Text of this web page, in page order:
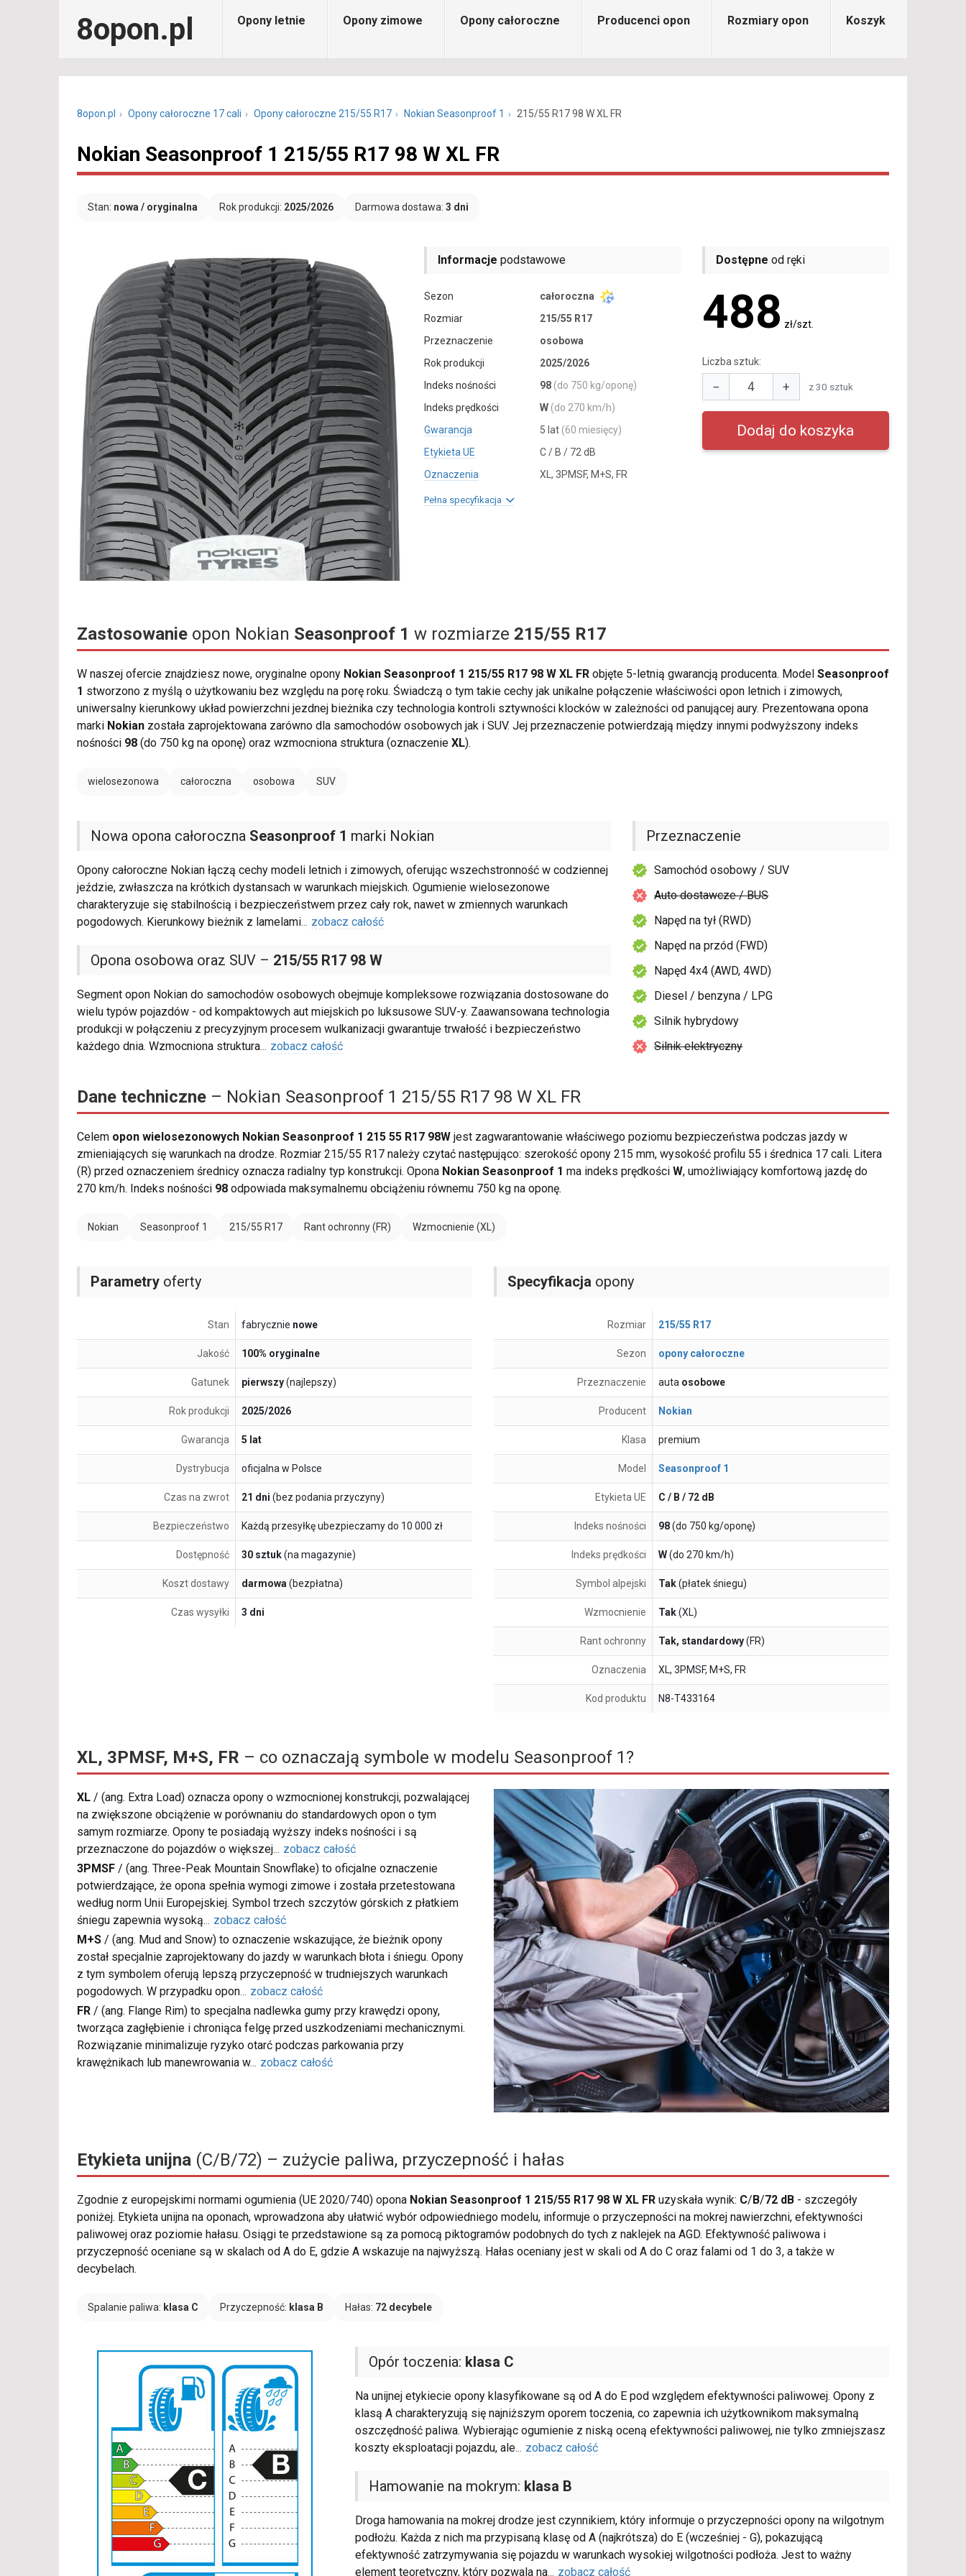
8opon.pl Opony letnie Opony zimowe Opony całoroczne Producenci opon Rozmiary opon Koszyk
8opon.pl Opony całoroczne 17 cali Opony całoroczne 215/55 R17 Nokian Seasonproof 1 215/55 R17 98 W XL FR
Nokian Seasonproof 1 215/55 R17 98 W XL FR
Stan: nowa / oryginalna Rok produkcji: 2025/2026 Darmowa dostawa: 3 dni
Informacje podstawowe
Sezon
całoroczna
Rozmiar
215/55 R17
Przeznaczenie
osobowa
Rok produkcji
2025/2026
Indeks nośności
98 (do 750 kg/oponę)
Indeks prędkości
W (do 270 km/h)
Gwarancja
5 lat (60 miesięcy)
Etykieta UE
C / B / 72 dB
Oznaczenia
XL, 3PMSF, M+S, FR
Pełna specyfikacja
Dostępne od ręki
488 zł/szt.
Liczba sztuk:
− + z 30 sztuk
Zastosowanie opon Nokian Seasonproof 1 w rozmiarze 215/55 R17
W naszej ofercie znajdziesz nowe, oryginalne opony Nokian Seasonproof 1 215/55 R17 98 W XL FR objęte 5-letnią gwarancją producenta. Model Seasonproof
1 stworzono z myślą o użytkowaniu bez względu na porę roku. Świadczą o tym takie cechy jak unikalne połączenie właściwości opon letnich i zimowych,
uniwersalny kierunkowy układ powierzchni jezdnej bieżnika czy technologia kontroli sztywności klocków w zależności od panującej aury. Prezentowana opona
marki Nokian została zaprojektowana zarówno dla samochodów osobowych jak i SUV. Jej przeznaczenie potwierdzają między innymi podwyższony indeks
nośności 98 (do 750 kg na oponę) oraz wzmocniona struktura (oznaczenie XL).
wielosezonowa całoroczna osobowa SUV
Nowa opona całoroczna Seasonproof 1 marki Nokian
Opony całoroczne Nokian łączą cechy modeli letnich i zimowych, oferując wszechstronność w codziennej
jeździe, zwłaszcza na krótkich dystansach w warunkach miejskich. Ogumienie wielosezonowe
charakteryzuje się stabilnością i bezpieczeństwem przez cały rok, nawet w zmiennych warunkach
pogodowych. Kierunkowy bieżnik z lamelami... zobacz całość
Opona osobowa oraz SUV – 215/55 R17 98 W
Segment opon Nokian do samochodów osobowych obejmuje kompleksowe rozwiązania dostosowane do
wielu typów pojazdów - od kompaktowych aut miejskich po luksusowe SUV-y. Zaawansowana technologia
produkcji w połączeniu z precyzyjnym procesem wulkanizacji gwarantuje trwałość i bezpieczeństwo
każdego dnia. Wzmocniona struktura... zobacz całość
Przeznaczenie
Samochód osobowy / SUV
Auto dostawcze / BUS
Napęd na tył (RWD)
Napęd na przód (FWD)
Napęd 4x4 (AWD, 4WD)
Diesel / benzyna / LPG
Silnik hybrydowy
Silnik elektryczny
Dane techniczne – Nokian Seasonproof 1 215/55 R17 98 W XL FR
Celem opon wielosezonowych Nokian Seasonproof 1 215 55 R17 98W jest zagwarantowanie właściwego poziomu bezpieczeństwa podczas jazdy w
zmieniających się warunkach na drodze. Rozmiar 215/55 R17 należy czytać następująco: szerokość opony 215 mm, wysokość profilu 55 i średnica 17 cali. Litera
(R) przed oznaczeniem średnicy oznacza radialny typ konstrukcji. Opona Nokian Seasonproof 1 ma indeks prędkości W, umożliwiający komfortową jazdę do
270 km/h. Indeks nośności 98 odpowiada maksymalnemu obciążeniu równemu 750 kg na oponę.
Nokian Seasonproof 1 215/55 R17 Rant ochronny (FR) Wzmocnienie (XL)
Parametry oferty
Stan fabrycznie nowe
Jakość 100% oryginalne
Gatunek pierwszy(najlepszy)
Rok produkcji 2025/2026
Gwarancja 5 lat
Dystrybucja oficjalna w Polsce
Czas na zwrot 21 dni (bez podania przyczyny)
Bezpieczeństwo Każdą przesyłkę ubezpieczamy do 10 000 zł
Dostępność 30 sztuk(na magazynie)
Koszt dostawy darmowa(bezpłatna)
Czas wysyłki 3 dni
Specyfikacja opony
Rozmiar 215/55 R17
Sezon opony całoroczne
Przeznaczenie auta osobowe
Producent Nokian
Klasa premium
Model Seasonproof 1
Etykieta UE C / B / 72 dB
Indeks nośności 98(do 750 kg/oponę)
Indeks prędkości W(do 270 km/h)
Symbol alpejski Tak(płatek śniegu)
Wzmocnienie Tak(XL)
Rant ochronny Tak, standardowy(FR)
Oznaczenia XL, 3PMSF, M+S, FR
Kod produktu N8-T433164
XL, 3PMSF, M+S, FR – co oznaczają symbole w modelu Seasonproof 1?
XL / (ang. Extra Load) oznacza opony o wzmocnionej konstrukcji, pozwalającej
na zwiększone obciążenie w porównaniu do standardowych opon o tym
samym rozmiarze. Opony te posiadają wyższy indeks nośności i są
przeznaczone do pojazdów o większej... zobacz całość
3PMSF / (ang. Three-Peak Mountain Snowflake) to oficjalne oznaczenie
potwierdzające, że opona spełnia wymogi zimowe i została przetestowana
według norm Unii Europejskiej. Symbol trzech szczytów górskich z płatkiem
śniegu zapewnia wysoką... zobacz całość
M+S / (ang. Mud and Snow) to oznaczenie wskazujące, że bieżnik opony
został specjalnie zaprojektowany do jazdy w warunkach błota i śniegu. Opony
z tym symbolem oferują lepszą przyczepność w trudniejszych warunkach
pogodowych. W przypadku opon... zobacz całość
FR / (ang. Flange Rim) to specjalna nadlewka gumy przy krawędzi opony,
tworząca zagłębienie i chroniąca felgę przed uszkodzeniami mechanicznymi.
Rozwiązanie minimalizuje ryzyko otarć podczas parkowania przy
krawężnikach lub manewrowania w... zobacz całość
Etykieta unijna (C/B/72) – zużycie paliwa, przyczepność i hałas
Zgodnie z europejskimi normami ogumienia (UE 2020/740) opona Nokian Seasonproof 1 215/55 R17 98 W XL FR uzyskała wynik: C/ B/72 dB - szczegóły
poniżej. Etykieta unijna na oponach, wprowadzona aby ułatwić wybór odpowiedniego modelu, informuje o przyczepności na mokrej nawierzchni, efektywności
paliwowej oraz poziomie hałasu. Osiągi te przedstawione są za pomocą piktogramów podobnych do tych z naklejek na AGD. Efektywność paliwowa i
przyczepność oceniane są w skalach od A do E, gdzie A wskazuje na najwyższą. Hałas oceniany jest w skali od A do C oraz falami od 1 do 3, a także w
decybelach.
Spalanie paliwa: klasa C Przyczepność: klasa B Hałas: 72 decybele
Opór toczenia: klasa C
Na unijnej etykiecie opony klasyfikowane są od A do E pod względem efektywności paliwowej. Opony z
klasą A charakteryzują się najniższym oporem toczenia, co zapewnia ich użytkownikom maksymalną
oszczędność paliwa. Wybierając ogumienie z niską oceną efektywności paliwowej, nie tylko zmniejszasz
koszty eksploatacji pojazdu, ale... zobacz całość
Hamowanie na mokrym: klasa B
Droga hamowania na mokrej drodze jest czynnikiem, który informuje o przyczepności opony na wilgotnym
podłożu. Każda z nich ma przypisaną klasę od A (najkrótsza) do E (wcześniej - G), pokazującą
efektywność zatrzymywania się pojazdu w warunkach wysokiej wilgotności podłoża. Jest to ważny
element teoretyczny, który pozwala na... zobacz całość